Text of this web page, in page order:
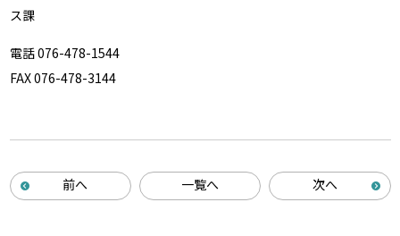
ス課
電話 076-478-1544
FAX 076-478-3144
前へ 一覧へ 次へ